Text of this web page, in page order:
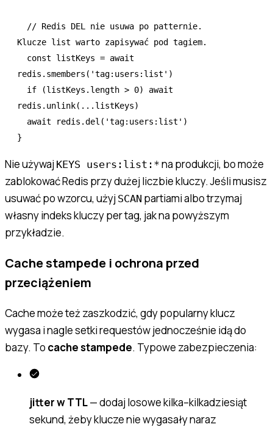
Klucze list warto zapisywać pod tagiem.
  const
listKeys = await
redis .smembers ( 'tag:users:list' )
  if
(listKeys . length > 0) await
redis .unlink( ... listKeys)
  await
redis .del ( 'tag:users:list' )
}
Nie używaj KEYS users:list:* na produkcji, bo może
zablokować Redis przy dużej liczbie kluczy. Jeśli musisz
usuwać po wzorcu, użyj SCAN partiami albo trzymaj
własny indeks kluczy per tag, jak na powyższym
przykładzie.
Cache stampede i ochrona przed
przeciążeniem
Cache może też zaszkodzić, gdy popularny klucz
wygasa i nagle setki requestów jednocześnie idą do
bazy. To cache stampede. Typowe zabezpieczenia:
jitter w TTL— dodaj losowe kilka–kilkadziesiąt
sekund, żeby klucze nie wygasały naraz